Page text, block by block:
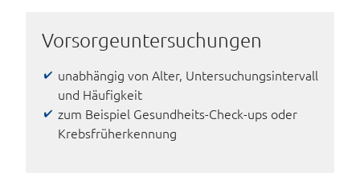
Vorsorge­untersuchungen
unabhängig von Alter, Untersuchungsintervall
und Häufigkeit
zum Beispiel Gesundheits-­Check-ups oder
Krebsfrüherkennung